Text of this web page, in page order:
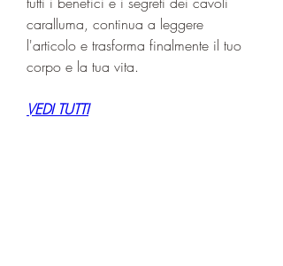
caralluma, continua a leggere
l'articolo e trasforma finalmente il tuo
corpo e la tua vita.
VEDI TUTTI